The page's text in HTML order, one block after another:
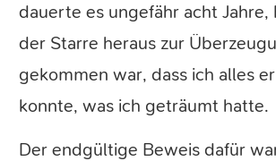
dauerte es ungefähr acht Jahre,
der Starre heraus zur
gekommen war, dass ich alles
konnte, was ich geträumt hatte.
Der endgültige Beweis dafür